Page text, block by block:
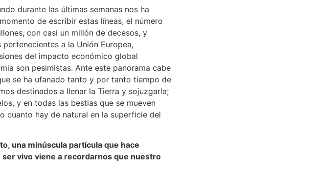
durante las últimas semanas nos ha
de escribir estas líneas, el número
con casi un millón de decesos, y
a la Unión Europea,
del impacto económico global
son pesimistas. Ante este panorama cabe
se ha ufanado tanto y por tanto tiempo de
destinados a llenar la Tierra y sojuzgarla;
y en todas las bestias que se mueven
cuanto hay de natural en la superficie del
una minúscula partícula que hace
vivo viene a recordarnos que nuestro